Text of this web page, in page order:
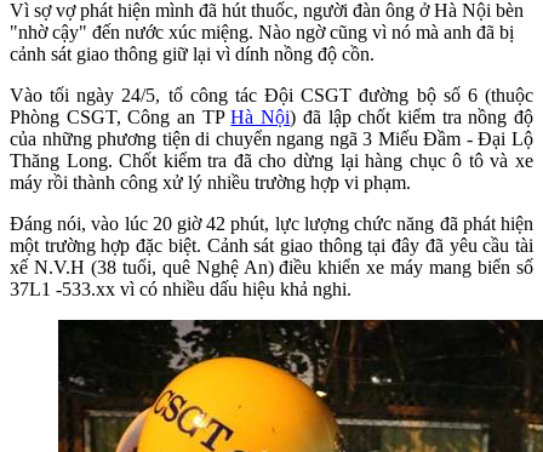
Vì sợ vợ phát hiện mình đã hút thuốc, người đàn ông ở Hà Nội bèn
"nhờ cậy" đến nước xúc miệng. Nào ngờ cũng vì nó mà anh đã bị
cảnh sát giao thông giữ lại vì dính nồng độ cồn.
Vào tối ngày 24/5, tổ công tác Đội CSGT đường bộ số 6 (thuộc
Phòng CSGT, Công an TPHà Nội) đã lập chốt kiểm tra nồng độ
của những phương tiện di chuyển ngang ngã 3 Miếu Đầm - Đại Lộ
Thăng Long. Chốt kiểm tra đã cho dừng lại hàng chục ô tô và xe
máy rồi thành công xử lý nhiều trường hợp vi phạm.
Đáng nói, vào lúc 20 giờ 42 phút, lực lượng chức năng đã phát hiện
một trường hợp đặc biệt. Cảnh sát giao thông tại đây đã yêu cầu tài
xế N.V.H (38 tuổi, quê Nghệ An) điều khiển xe máy mang biển số
37L1 -533.xx vì có nhiều dấu hiệu khả nghi.